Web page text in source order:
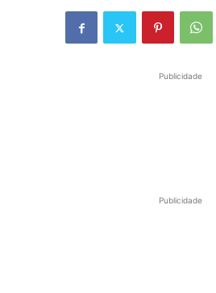
Publicidade
Publicidade